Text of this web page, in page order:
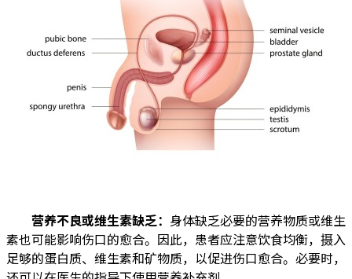
营养不良或维生素缺乏： 身体缺乏必要的营养物质或维生
素也可能影响伤口的愈合。因此，患者应注意饮食均衡，摄入
足够的蛋白质、维生素和矿物质，以促进伤口愈合。必要时，